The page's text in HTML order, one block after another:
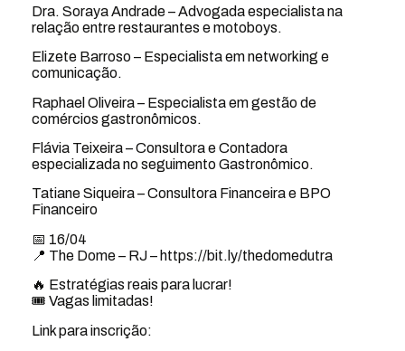
Dra. Soraya Andrade – Advogada especialista na
relação entre restaurantes e motoboys.
Elizete Barroso – Especialista em networking e
comunicação.
Raphael Oliveira – Especialista em gestão de
comércios gastronômicos.
Flávia Teixeira – Consultora e Contadora
especializada no seguimento Gastronômico.
Tatiane Siqueira – Consultora Financeira e BPO
Financeiro
📅 16/04
📍 The Dome – RJ – https://bit.ly/thedomedutra
🔥 Estratégias reais para lucrar!
🎟 Vagas limitadas!
Link para inscrição: